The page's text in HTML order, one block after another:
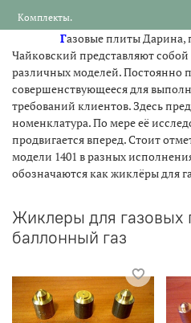
Комплекты.
Газовые плиты Дарина,
Чайковский представляют
различных моделей. Постоянно
совершенствующееся для
требований клиентов. Здесь
номенклатура. По мере её
продвигается вперед. Стоит
модели 1401 в разных
обозначаются как жиклёры для
Жиклеры для газовых
баллонный газ